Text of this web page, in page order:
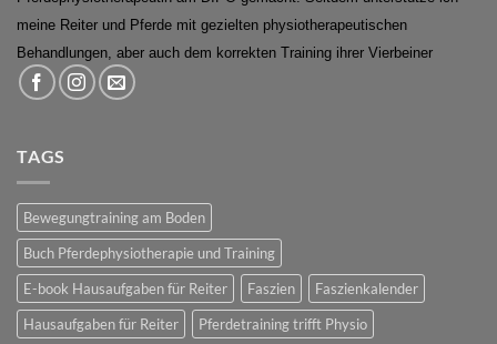
meine Reiter und Pferde mit gezielten physiotherapeutischen
Behandlungen, aber auch dem korrekten Training ihrer Vierbeiner
TAGS
Bewegungtraining am Boden
Buch Pferdephysiotherapie und Training
E-book Hausaufgaben für Reiter
Faszien
Faszienkalender
Hausaufgaben für Reiter
Pferdetraining trifft Physio